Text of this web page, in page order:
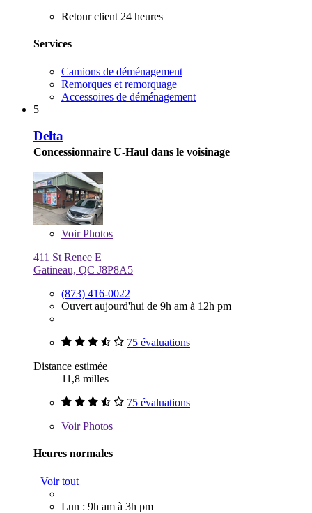
Retour client 24 heures
Services
Camions de déménagement
Remorques et remorquage
Accessoires de déménagement
5
Delta
Concessionnaire U-Haul dans le voisinage
VoirPhotos
411 St Renee E
Gatineau, QC J8P8A5
(873) 416-0022
Ouvert aujourd'hui de 9h am à 12h pm
75 évaluations
Distance estimée
11,8 milles
75 évaluations
VoirPhotos
Heures normales
Voir tout
Lun : 9h am à 3h pm